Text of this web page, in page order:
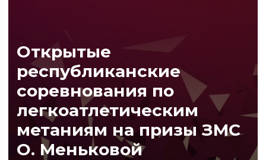
Открытые
республиканские
соревнования по
легкоатлетическим
метаниям на призы ЗМС
О. Меньковой